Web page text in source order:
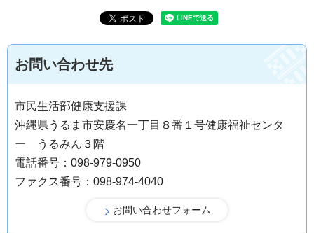
お問い合わせ先
市民生活部健康支援課
沖縄県うるま市安慶名一丁目８番１号健康福祉センタ
ー うるみん３階
電話番号：098-979-0950
ファクス番号：098-974-4040